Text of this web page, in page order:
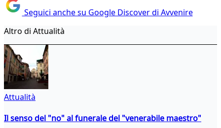
Seguici anche su Google Discover di Avvenire
Altro di Attualità
Attualità
Il senso del "no" al funerale del "venerabile maestro"